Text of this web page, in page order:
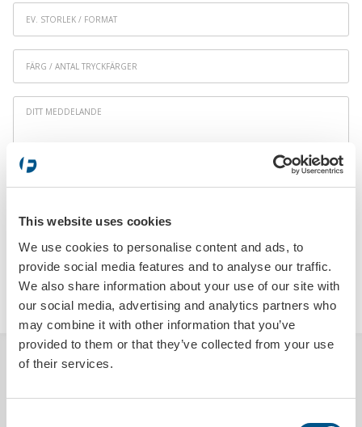
This website uses cookies
We use cookies to personalise content and ads, to
provide social media features and to analyse our traffic.
We also share information about your use of our site with
our social media, advertising and analytics partners who
may combine it with other information that you’ve
provided to them or that they’ve collected from your use
of their services.
Ev.
storlek
/
format
Färg
/
Antal
tryckfärger
Ditt
SKICKA
BESKRIVNING
Rep till avspärrningsstolpe i guld (art.nr: 14870) . Repet är 150 cm lång,